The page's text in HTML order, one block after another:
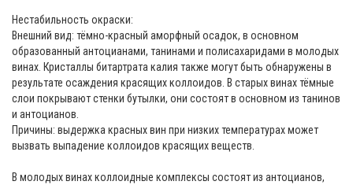
Нестабильность окраски:
Внешний вид: тёмно-красный аморфный осадок, в основном
образованный антоцианами, танинами и полисахаридами в молодых
винах. Кристаллы битартрата калия также могут быть обнаружены в
результате осаждения красящих коллоидов. В старых винах тёмные
слои покрывают стенки бутылки, они состоят в основном из танинов
и антоцианов.
Причины: выдержка красных вин при низких температурах может
вызвать выпадение коллоидов красящих веществ.
В молодых винах коллоидные комплексы состоят из антоцианов,